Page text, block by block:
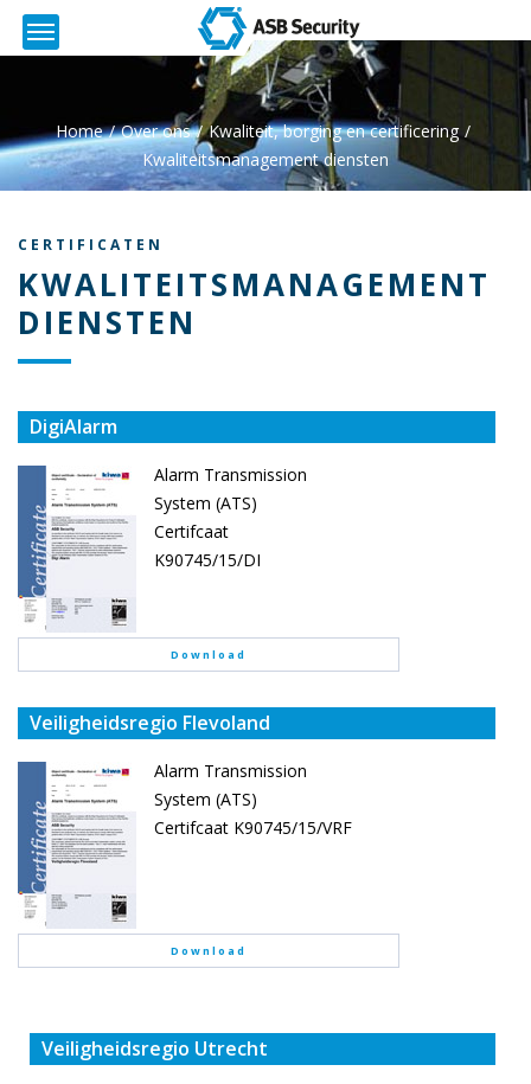
Home Over ons
Kwaliteit, borging en certificering
Kwaliteitsmanagement diensten
CERTIFICATEN
KWALITEITSMANAGEMENT
DIENSTEN
DigiAlarm
Alarm Transmission
System (ATS)
Certifcaat
K90745/15/DI
Download
Veiligheidsregio Flevoland
Alarm Transmission
System (ATS)
Certifcaat K90745/15/VRF
Download
Veiligheidsregio Utrecht